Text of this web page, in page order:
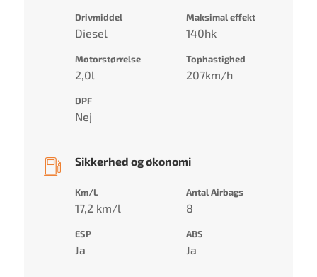
Drivmiddel
Diesel
Maksimal effekt
140hk
Motorstørrelse
2,0l
Tophastighed
207km/h
DPF
Nej
Sikkerhed og økonomi
Km/L
17,2 km/l
Antal Airbags
8
ESP
Ja
ABS
Ja